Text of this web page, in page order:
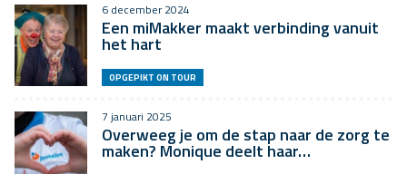
6 december 2024
Een miMakker maakt verbinding vanuit
het hart
OPGEPIKT ON TOUR
7 januari 2025
Overweeg je om de stap naar de zorg te
maken? Monique deelt haar…